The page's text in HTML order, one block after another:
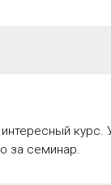
за семинар.